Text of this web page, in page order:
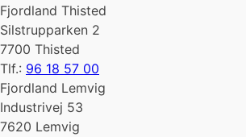
Fjordland Thisted
Silstrupparken 2
7700 Thisted
Tlf.: 96 18 57 00
Fjordland Lemvig
Industrivej 53
7620 Lemvig